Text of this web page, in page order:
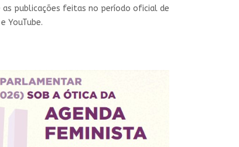
as publicações feitas no período oficial de
YouTube.